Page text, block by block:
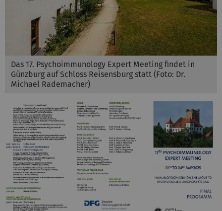
Das 17. Psychoimmunology Expert Meeting findet in
Günzburg auf Schloss Reisensburg statt (Foto: Dr.
Michael Rademacher)